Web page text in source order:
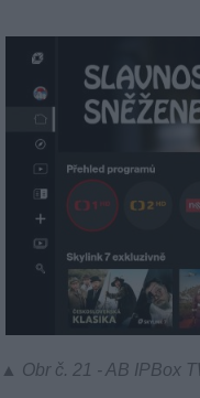
▲ Obr č. 21 - AB IPBox